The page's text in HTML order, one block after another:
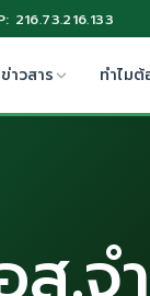
216.73.216.133
ข่าวสาร ทำไมต้
ส.จ